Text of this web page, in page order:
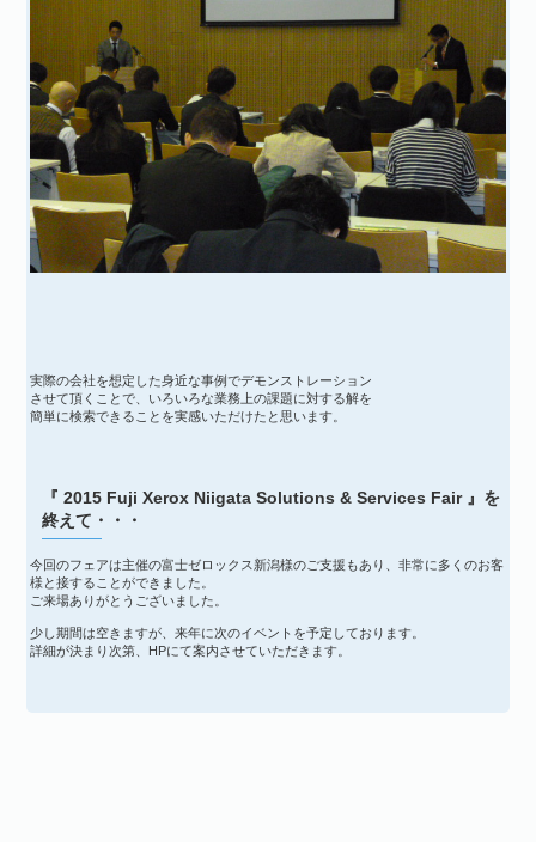
実際の会社を想定した身近な事例でデモンストレーション
させて頂くことで、いろいろな業務上の課題に対する解を
簡単に検索できることを実感いただけたと思います。
『 2015 Fuji Xerox Niigata Solutions & Services Fair 』を
終えて・・・
今回のフェアは主催の富士ゼロックス新潟様のご支援もあり、非常に多くのお客
様と接することができました。
ご来場ありがとうございました。
少し期間は空きますが、来年に次のイベントを予定しております。
詳細が決まり次第、HPにて案内させていただきます。